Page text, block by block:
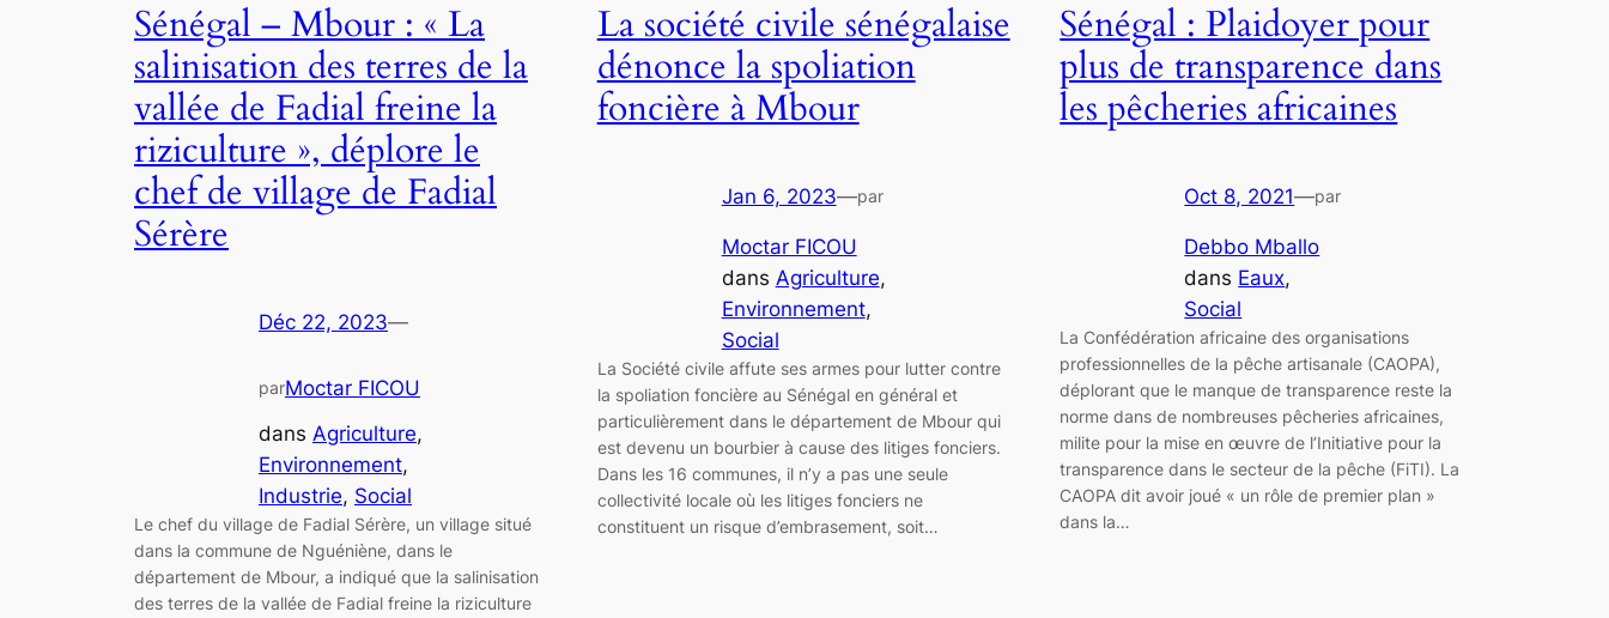
Sénégal – Mbour : « La
salinisation des terres de la
vallée de Fadial freine la
riziculture », déplore le
chef de village de Fadial
Sérère
Déc 22, 2023—
parMoctar FICOU
dans Agriculture
Environnement
Industrie, Social
Le chef du village de Fadial Sérère, un village situé
dans la commune de Nguéniène, dans le
département de Mbour, a indiqué que la salinisation
des terres de la vallée de Fadial freine la riziculture
La société civile sénégalaise
dénonce la spoliation
foncière à Mbour
Jan 6, 2023—par
Moctar FICOU
dans Agriculture
Environnement
Social
La Société civile affute ses armes pour lutter contre
la spoliation foncière au Sénégal en général et
particulièrement dans le département de Mbour qui
est devenu un bourbier à cause des litiges fonciers.
Dans les 16 communes, il n’y a pas une seule
collectivité locale où les litiges fonciers ne
constituent un risque d’embrasement, soit…
Sénégal : Plaidoyer pour
plus de transparence dans
les pêcheries africaines
Oct 8, 2021—par
Debbo Mballo
dans Eaux
Social
La Confédération africaine des organisations
professionnelles de la pêche artisanale (CAOPA),
déplorant que le manque de transparence reste la
norme dans de nombreuses pêcheries africaines,
milite pour la mise en œuvre de l’Initiative pour la
transparence dans le secteur de la pêche (FiTI). La
CAOPA dit avoir joué « un rôle de premier plan »
dans la…